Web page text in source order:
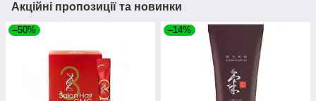
Акційні пропозиції та новинки
–50% –14%